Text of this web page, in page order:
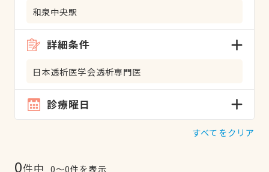
和泉中央駅
詳細条件
日本透析医学会透析専門医
診療曜日
すべてをクリア
0件中 0〜0件を表示